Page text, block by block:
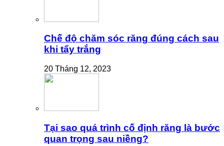
Chế độ chăm sóc răng đúng cách sau
khi tẩy trắng
20 Tháng 12, 2023
Tại sao quá trình cố định răng là bước
quan trọng sau niềng?